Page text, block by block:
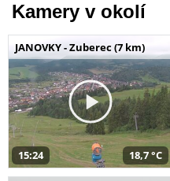
Kamery v okolí
JANOVKY - Zuberec (7 km)
15:24 18,7 °C